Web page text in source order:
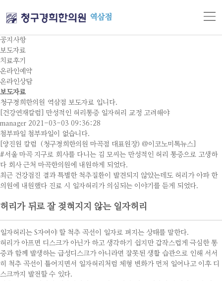
역삼점
공지사항
보도자료
치료후기
온라인예약
온라인상담
보도자료
청구경희한의원 역삼점 보도자료 입니다.
[건강연재칼럼] 만성적인 허리통증 일자허리 교정 고려해야
manager 2021-03-03 09:36:28
첨부파일 첨부파일이 없습니다.
[양진원 칼럼 (청구경희한의원 마곡점 대표원장) @이코노미톡뉴스]
#서울 마곡 지구로 회사를 다니는 김 모씨는 만성적인 허리 통증으로 고생하
다 회사 근처 마곡한의원에 내원하게 되었다.
최근 건강검진 결과 특별한 척추질환이 발견되지 않았는데도 허리가 아파 한
의원에 내원했다 진료 시 일자허리가 의심되는 이야기를 듣게 되었다.
허리가 뒤로 잘 젖혀지지 않는 일자허리
일자허리는 S자여야 할 척추 곡선이 일자로 펴지는 상태를 말한다.
허리가 아프면 디스크가 아닌가 하고 생각하기 쉽지만 갑작스럽게 극심한 통
증과 함께 발생하는 급성디스크가 아니라면 잘못된 생활 습관으로 인해 서서
히 척추 곡선이 틀어지면서 일자허리처럼 체형 변화가 먼저 일어나고 이후 디
스크까지 발전할 수 있다.